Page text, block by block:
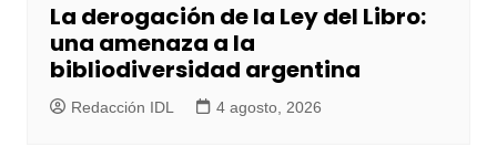
La derogación de la Ley del Libro:
una amenaza a la
bibliodiversidad argentina
Redacción IDL 4 agosto, 2026